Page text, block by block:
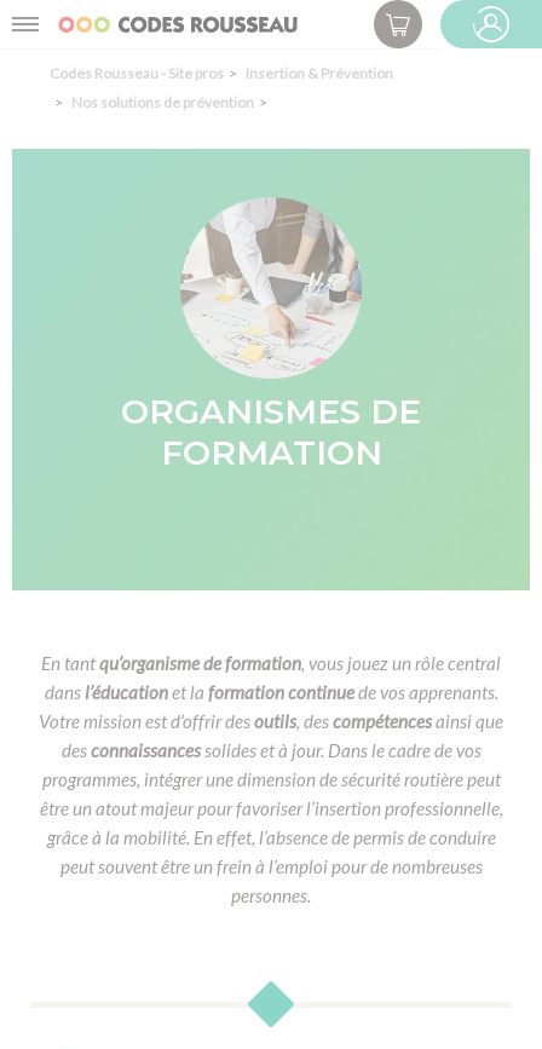
Menu
Codes Rousseau - Site pros
Insertion & Prévention
Nos solutions de prévention
ORGANISMES DE
FORMATION
En tantqu’organisme de formation, vous jouez un rôle central
dans l’éducationet la formation continuede vos apprenants.
Votre mission est d’offrir desoutils, descompétencesainsi que
desconnaissancessolides et à jour. Dans le cadre de vos
programmes, intégrer une dimension de sécurité routière peut
être un atout majeur pour favoriser l’insertion professionnelle,
grâce à la mobilité. En effet, l’absence de permis de conduire
peut souvent être un frein à l’emploi pour de nombreuses
personnes.
Panneau de gestion des cookies